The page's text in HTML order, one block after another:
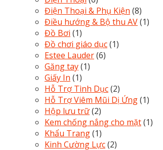
Điện Thoại & Phụ Kiện (8)
Điều hướng & Bộ thu AV(1)
Đồ Bơi (1)
Đồ chơi giáo dục(1)
Estee Lauder(6)
Găng tay(1)
Giấy In (1)
Hỗ Trợ Tình Dục(2)
Hỗ Trợ Viêm Mũi Dị Ứng(1)
Hộp lưu trữ(2)
Kem chống nắng cho mặt(1)
Khẩu Trang(1)
Kinh Cường Lực(2)